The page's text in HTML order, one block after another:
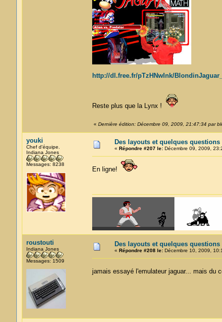
http://dl.free.fr/pTzHNwInk/
Reste plus que la Lynx !
« Dernière édition: Décembre 09, 2009, 21:47:34 par
youki
Chef d'équipe.
Indiana Jones
Messages: 8238
Des layouts et quelques questions
« Répondre #207 le:Décembre 09, 2009,
En ligne!
roustouti
Indiana Jones
Messages: 1509
Des layouts et quelques questions
« Répondre #208 le:Décembre 10, 2009,
jamais essayé l'emulateur jaguar... mais du